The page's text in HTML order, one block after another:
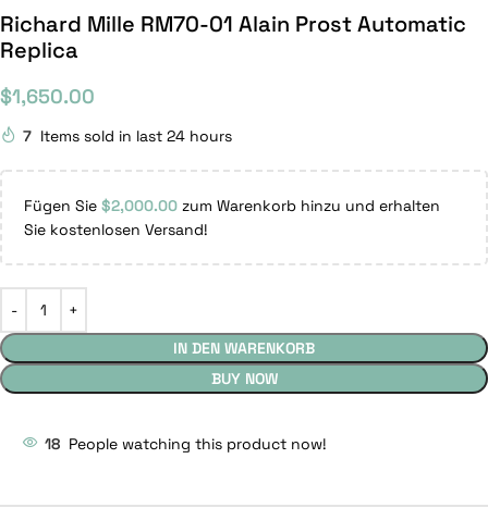
Richard Mille RM70-01 Alain Prost Automatic
Replica
$1,650.00
7 Items sold in last 24 hours
Fügen Sie $2,000.00 zum Warenkorb hinzu und erhalten
Sie kostenlosen Versand!
IN DEN WARENKORB
BUY NOW
18 People watching this product now!